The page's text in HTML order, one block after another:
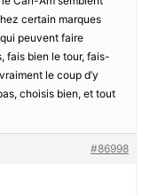
certain marques
peuvent faire
fais bien le tour, fais-
le coup d’y
choisis bien, et tout
#86998